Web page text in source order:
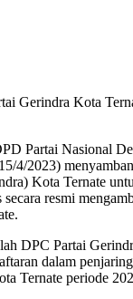
Gerindra Kota
Partai Nasional
4/2023)
Kota Ternate
secara resmi
DPC Partai
dalam
Ternate periode